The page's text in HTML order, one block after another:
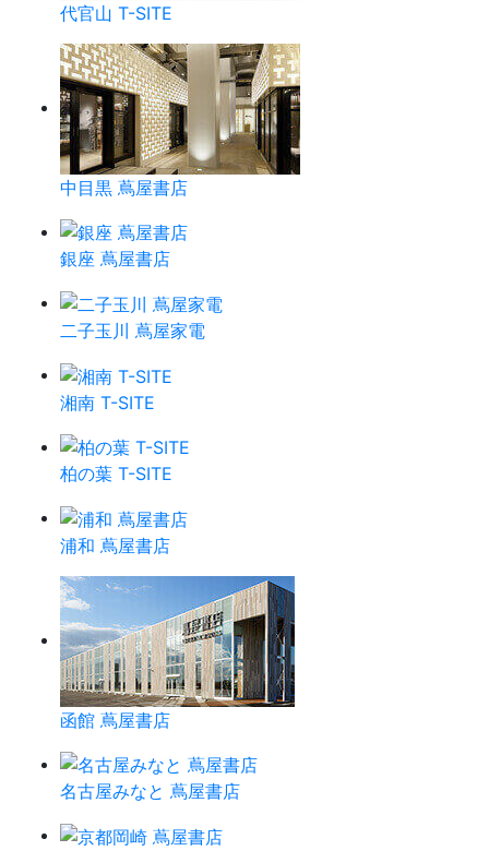
代官山 T-SITE
中目黒 蔦屋書店
銀座 蔦屋書店
二子玉川 蔦屋家電
湘南 T-SITE
柏の葉 T-SITE
浦和 蔦屋書店
函館 蔦屋書店
名古屋みなと 蔦屋書店